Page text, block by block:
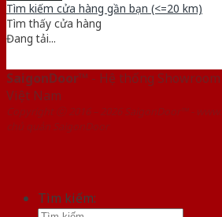
Tìm kiếm cửa hàng gần bạn (<=20 km)
Tìm thấy cửa hàng
Đang tải...
SaigonDoor™ - Hệ thống
Việt Nam
Copyright ⓒ 2016 – 2026 SaigonDoor™ -
chủ quản SaigonDoor
Tìm kiếm: